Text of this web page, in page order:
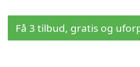
Få 3 tilbud, gratis og